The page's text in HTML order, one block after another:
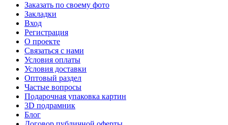
Заказать по своему фото
Закладки
Вход
Регистрация
О проекте
Связаться с нами
Условия оплаты
Условия доставки
Оптовый раздел
Частые вопросы
Подарочная упаковка картин
3D подрамник
Блог